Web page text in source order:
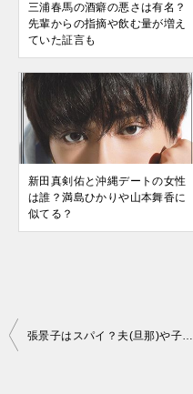
三浦春馬の酒癖の悪さは有名？
先輩からの指摘や飲む量が増え
ていた証言も
新田真剣佑と沖縄デートの女性
は誰？満島ひかりや山本舞香に
似てる？
投
張景子はスパイ？夫(旦那)や子供はいる？経歴調査！【画像あり】